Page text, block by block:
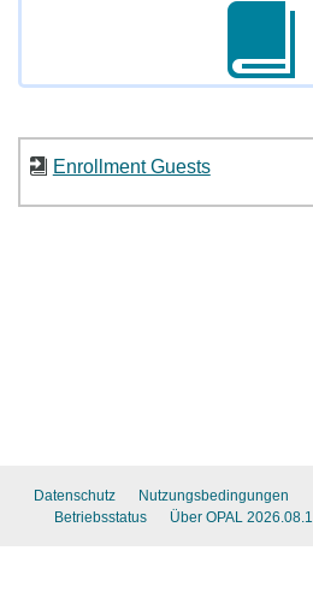
Enrollment Guests
Datenschutz Nutzungsbedingungen
Betriebsstatus
Über OPAL 2026.08.1